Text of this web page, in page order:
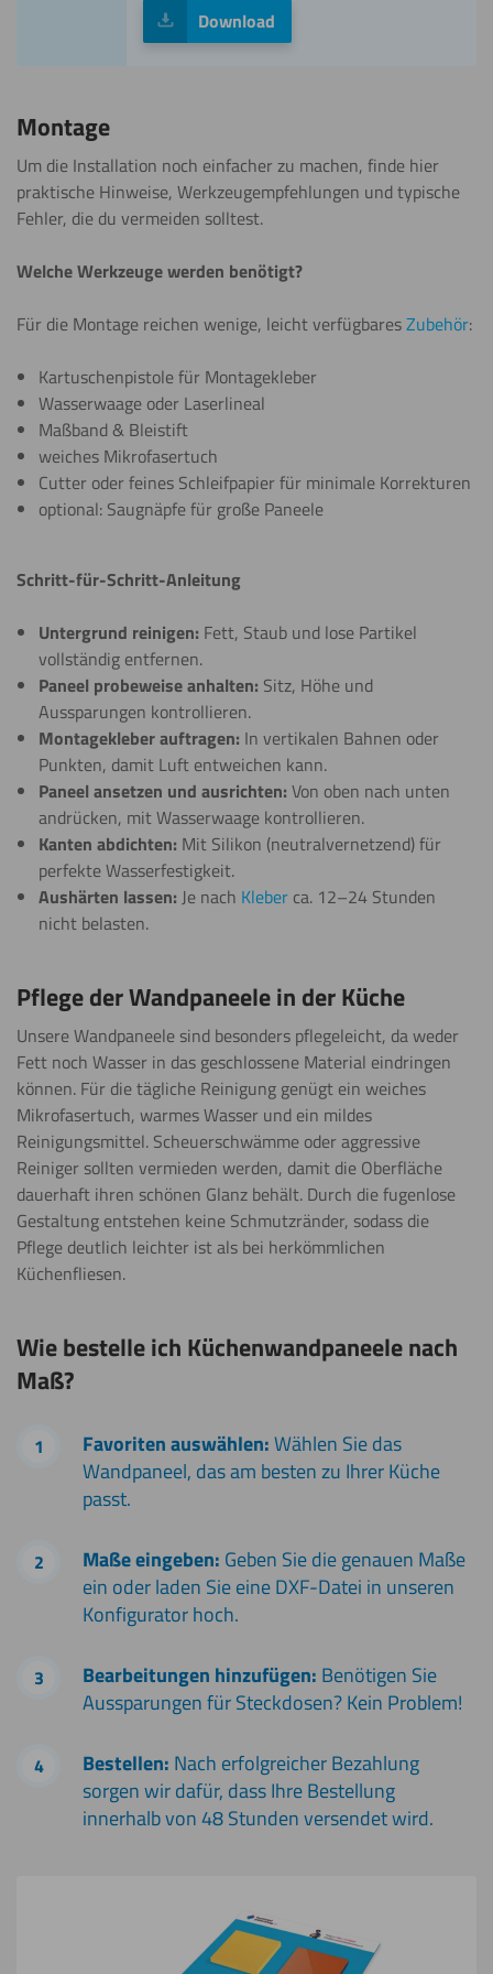
Download
Montage
Um die Installation noch einfacher zu machen, finde hier
praktische Hinweise, Werkzeugempfehlungen und typische
Fehler, die du vermeiden solltest.
Welche Werkzeuge werden benötigt?
Für die Montage reichen wenige, leicht verfügbaresZubehör:
Kartuschenpistole für Montagekleber
Wasserwaage oder Laserlineal
Maßband & Bleistift
weiches Mikrofasertuch
Cutter oder feines Schleifpapier für minimale Korrekturen
optional: Saugnäpfe für große Paneele
Schritt-für-Schritt-Anleitung
Untergrund reinigen: Fett, Staub und lose Partikel
vollständig entfernen.
Paneel probeweise anhalten: Sitz, Höhe und
Aussparungen kontrollieren.
Montagekleber auftragen: In vertikalen Bahnen oder
Punkten, damit Luft entweichen kann.
Paneel ansetzen und ausrichten: Von oben nach unten
andrücken, mit Wasserwaage kontrollieren.
Kanten abdichten: Mit Silikon (neutralvernetzend) für
perfekte Wasserfestigkeit.
Aushärten lassen: Je nach Kleber ca. 12–24 Stunden
nicht belasten.
Pflege der Wandpaneele in der Küche
Unsere Wandpaneele sind besonders pflegeleicht, da weder
Fett noch Wasser in das geschlossene Material eindringen
können. Für die tägliche Reinigung genügt ein weiches
Mikrofasertuch, warmes Wasser und ein mildes
Reinigungsmittel. Scheuerschwämme oder aggressive
Reiniger sollten vermieden werden, damit die Oberfläche
dauerhaft ihren schönen Glanz behält. Durch die fugenlose
Gestaltung entstehen keine Schmutzränder, sodass die
Pflege deutlich leichter ist als bei herkömmlichen
Küchenfliesen.
Wie bestelle ich Küchenwandpaneele nach
Maß?
Favoriten auswählen:Wählen Sie das
Wandpaneel, das am besten zu Ihrer Küche
passt.
Maße eingeben: Geben Sie die genauen Maße
ein oder laden Sie eine DXF-Datei in unseren
Konfigurator hoch.
Bearbeitungen hinzufügen: Benötigen Sie
Aussparungen für Steckdosen? Kein Problem!
Bestellen: Nach erfolgreicher Bezahlung
sorgen wir dafür, dass Ihre Bestellung
innerhalb von 48 Stunden versendet wird.